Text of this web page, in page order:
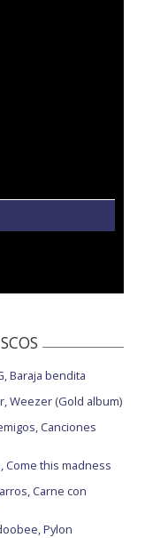
Baraja bendita
Weezer (Gold album)
Canciones
Come this madness
Carne con
Pylon